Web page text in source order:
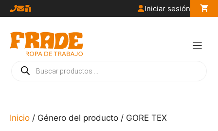
Saltar
al
contenido
Iniciar sesión
Búsqueda
de
Inicio / Género del producto / GORE TEX